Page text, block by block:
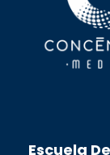
Escuela